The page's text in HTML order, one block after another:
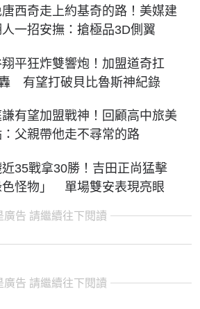
西奇走上約基奇的路！美媒建
一招安撫：搶極品3D側翼
平狂炸雙響炮！加盟道奇扛
有望打破貝比魯斯神紀錄
有望加盟戰神！回顧高中旅美
父親帶他走不尋常的路
35戰拿30勝！吉田正尚猛擊
色怪物」 單場雙安表現亮眼
廣告 請繼續往下閱讀
廣告 請繼續往下閱讀